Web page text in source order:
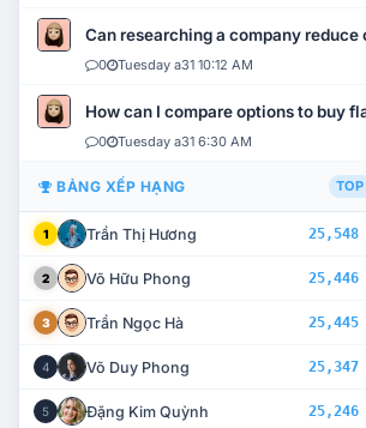
Can researching a company
0 Tuesday a31 10:12 AM
How can I compare options to buy
0 Tuesday a31 6:30 AM
BẢNG XẾP HẠNG
1 Trần Thị Hương 25,548
2 Võ Hữu Phong 25,446
3 Trần Ngọc Hà 25,445
4 Võ Duy Phong 25,347
5 Đặng Kim Quỳnh 25,246